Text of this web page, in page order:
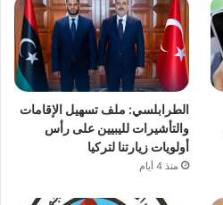
الطرابلسي: ملف تسهيل الإقامات
والتأشيرات لليبيين على رأس
أولويات زيارتنا لتركيا
منذ 4 أيام